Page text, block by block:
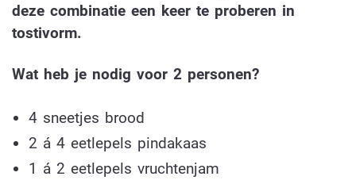
deze combinatie een keer te proberen in
tostivorm.
Wat heb je nodig voor 2 personen?
4 sneetjes brood
2 á 4 eetlepels pindakaas
1 á 2 eetlepels vruchtenjam